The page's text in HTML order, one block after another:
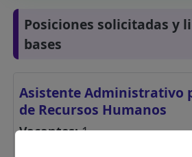
Posiciones solicitadas y
bases
Asistente Administrativo
de Recursos Humanos
Vacantes:1